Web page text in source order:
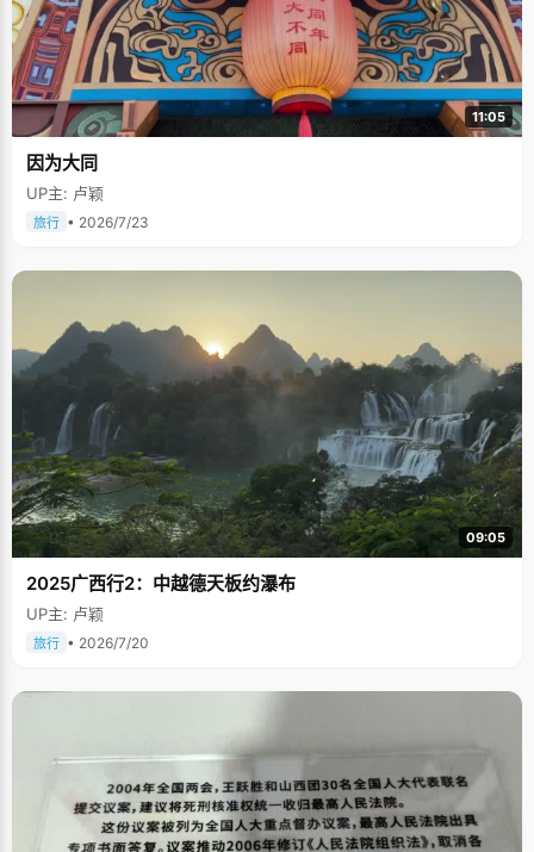
11:05
因为大同
UP主: 卢颖
旅行 • 2026/7/23
09:05
2025广西行2：中越德天板约瀑布
UP主: 卢颖
旅行 • 2026/7/20